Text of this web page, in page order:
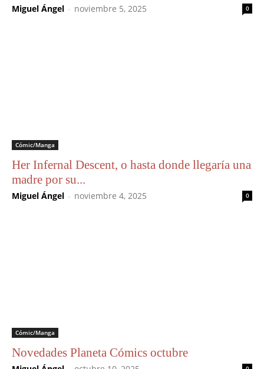
Miguel Ángel - noviembre 5, 2025 0
Cómic/Manga
Her Infernal Descent, o hasta donde llegaría una
madre por su...
Miguel Ángel - noviembre 4, 2025 0
Cómic/Manga
Novedades Planeta Cómics octubre